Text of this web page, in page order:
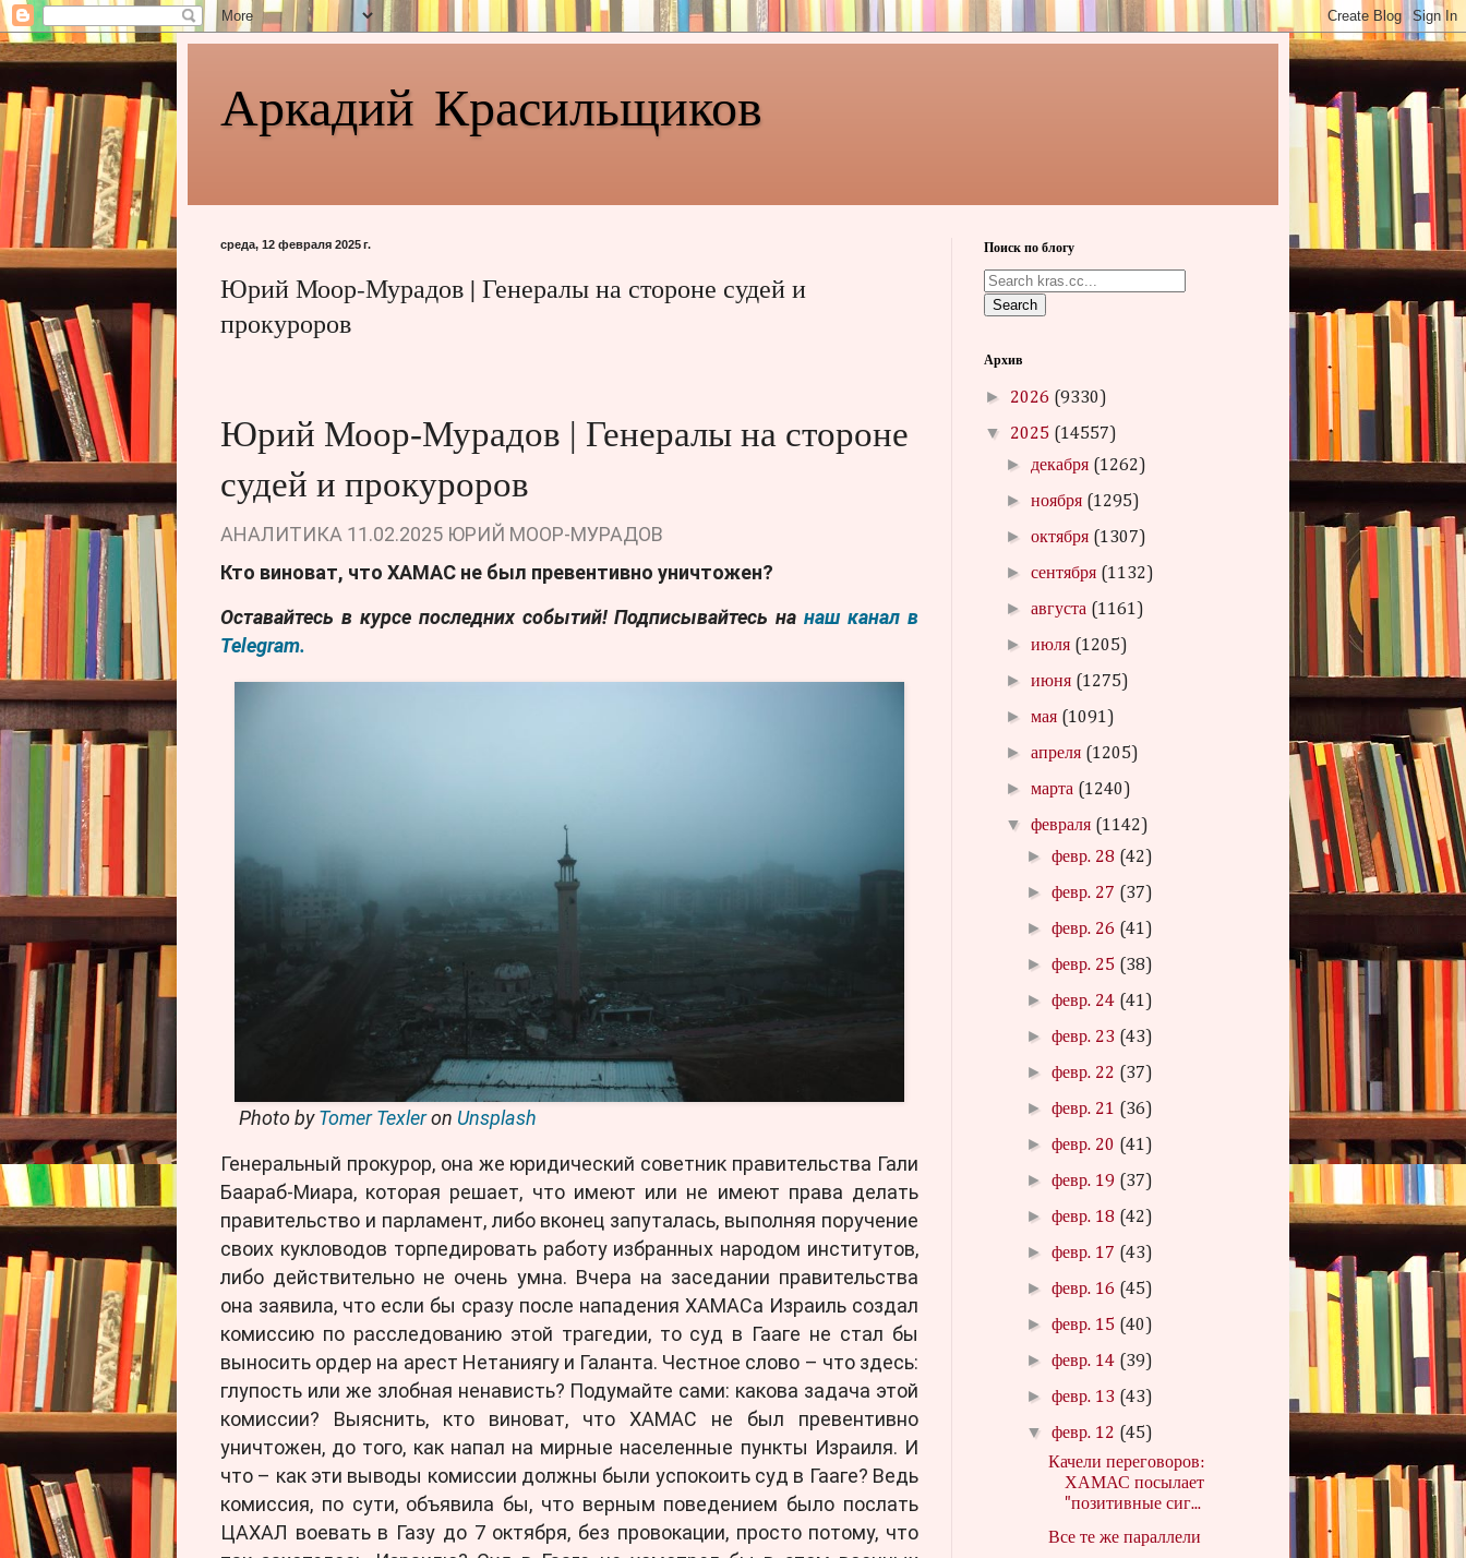
Аркадий Красильщиков
среда, 12 февраля 2025 г.
Юрий Моор-Мурадов | Генералы на стороне судей и
прокуроров
Юрий Моор-Мурадов | Генералы на стороне
судей и прокуроров
АНАЛИТИКА 11.02.2025 ЮРИЙ МООР-МУРАДОВ
Кто виноват, что ХАМАС не был превентивно уничтожен?
Оставайтесь в курсе последних событий! Подписывайтесь нанаш канал в
Telegram.
Photo byTomer Texleron Unsplash
Генеральный прокурор, она же юридический советник правительства Гали
Баараб-Миара, которая решает, что имеют или не имеют права делать
правительство и парламент, либо вконец запуталась, выполняя поручение
своих кукловодов торпедировать работу избранных народом институтов,
либо действительно не очень умна. Вчера на заседании правительства
она заявила, что если бы сразу после нападения ХАМАСа Израиль создал
комиссию по расследованию этой трагедии, то суд в Гааге не стал бы
выносить ордер на арест Нетаниягу и Галанта. Честное слово – что здесь:
глупость или же злобная ненависть? Подумайте сами: какова задача этой
комиссии? Выяснить, кто виноват, что ХАМАС не был превентивно
уничтожен, до того, как напал на мирные населенные пункты Израиля. И
что – как эти выводы комиссии должны были успокоить суд в Гааге? Ведь
комиссия, по сути, объявила бы, что верным поведением было послать
ЦАХАЛ воевать в Газу до 7 октября, без провокации, просто потому, что
Поиск по блогу
Search
Архив
► 2026 (9330)
▼ 2025 (14557)
► декабря (1262)
►ноября (1295)
►октября (1307)
►сентября (1132)
►августа (1161)
►июля (1205)
►июня (1275)
►мая (1091)
►апреля (1205)
►марта (1240)
▼февраля (1142)
►февр. 28 (42)
►февр. 27 (37)
►февр. 26 (41)
►февр. 25 (38)
►февр. 24 (41)
►февр. 23 (43)
►февр. 22 (37)
►февр. 21 (36)
►февр. 20 (41)
►февр. 19 (37)
►февр. 18 (42)
►февр. 17 (43)
►февр. 16 (45)
►февр. 15 (40)
►февр. 14 (39)
►февр. 13 (43)
▼февр. 12 (45)
Качели переговоров:
ХАМАС посылает
"позитивные сиг...
Все те же параллели